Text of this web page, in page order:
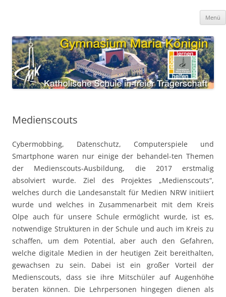
Menü
Medienscouts
Cybermobbing, Datenschutz, Computerspiele und
Smartphone waren nur einige der behandel-ten Themen
der Medienscouts-Ausbildung, die 2017 erstmalig
absolviert wurde. Ziel des Projektes „Medienscouts“,
welches durch die Landesanstalt für Medien NRW initiiert
wurde und welches in Zusammenarbeit mit dem Kreis
Olpe auch für unsere Schule ermöglicht wurde, ist es,
notwendige Strukturen in der Schule und auch im Kreis zu
schaffen, um dem Potential, aber auch den Gefahren,
welche digitale Medien in der heutigen Zeit bereithalten,
gewachsen zu sein. Dabei ist ein großer Vorteil der
Medienscouts, dass sie ihre Mitschüler auf Augenhöhe
beraten können. Die Lehrpersonen hingegen dienen als